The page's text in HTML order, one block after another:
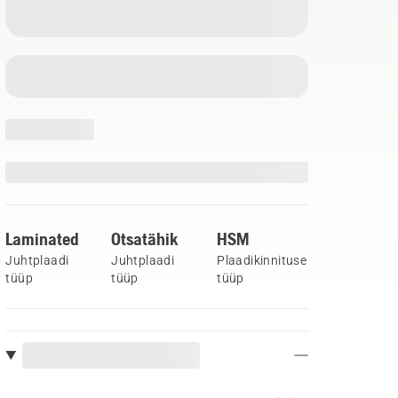
Laminated
Juhtplaadi
tüüp
Otsatähik
Juhtplaadi
tüüp
HSM
Plaadikinnituse
tüüp